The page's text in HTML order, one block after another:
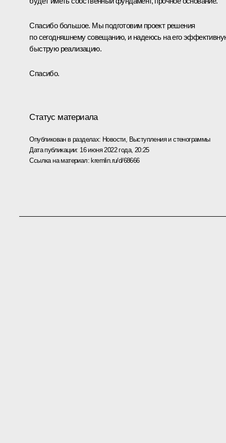
Спасибо большое. Мы подготовим проект решения
по сегодняшнему совещанию, и надеюсь на его
быструю реализацию.
Спасибо.
Статус материала
Опубликован в разделах: Новости, Выступления и стенограммы
Дата публикации: 16 июня 2022 года, 20:25
Ссылка на материал: kremlin.ru/d/68666